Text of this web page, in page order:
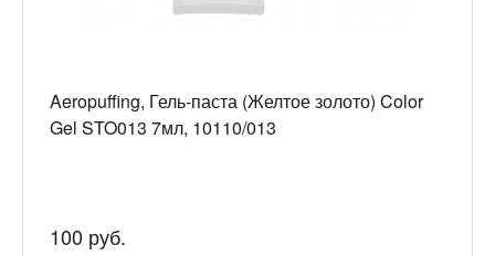
Aeropuffing, Гель-паста (Желтое золото) Color
Gel STO013 7мл, 10110/013
100 руб.